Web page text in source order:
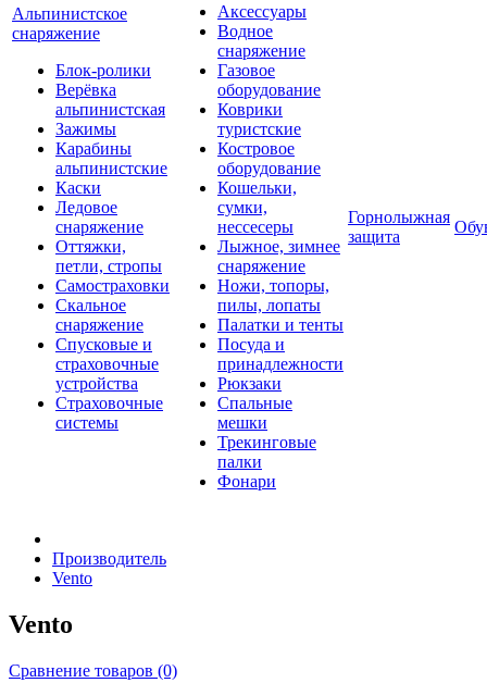
Альпинистское
снаряжение
Блок-ролики
Верёвка
альпинистская
Зажимы
Карабины
альпинистские
Каски
Ледовое
снаряжение
Оттяжки,
петли, стропы
Самостраховки
Скальное
снаряжение
Спусковые и
страховочные
устройства
Страховочные
системы
Аксессуары
Водное
снаряжение
Газовое
оборудование
Коврики
туристские
Костровое
оборудование
Кошельки,
сумки,
нессесеры
Лыжное, зимнее
снаряжение
Ножи, топоры,
пилы, лопаты
Палатки и тенты
Посуда и
принадлежности
Рюкзаки
Спальные
мешки
Трекинговые
палки
Фонари
Горнолыжная
защита
Производитель
Vento
Vento
Сравнение товаров (0)